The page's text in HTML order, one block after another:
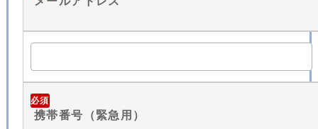
必須
携帯番号（緊急用）